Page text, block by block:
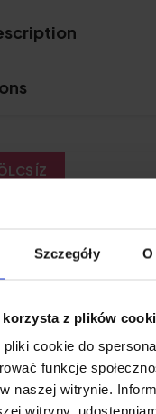
Szczegóły
z plików
cookie do
funkcje
naszej witrynie.
witryny,
ÍZ